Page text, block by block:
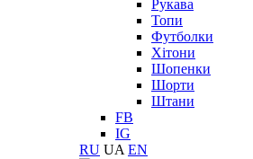
Рукава
Топи
Футболки
Хітони
Шопенки
Шорти
Штани
FB
IG
RU UA EN